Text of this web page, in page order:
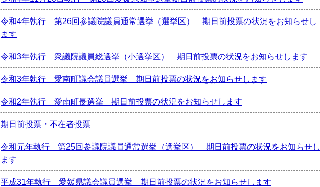
令和4年執行 第26回参議院議員通常選挙（選挙区） 期日前投票の状況をお知らせし
ます
令和3年執行 衆議院議員総選挙（小選挙区） 期日前投票の状況をお知らせします
令和3年執行 愛南町議会議員選挙 期日前投票の状況をお知らせします
令和2年執行 愛南町長選挙 期日前投票の状況をお知らせします
期日前投票・不在者投票
令和元年執行 第25回参議院議員通常選挙（選挙区） 期日前投票の状況をお知らせし
ます
平成31年執行 愛媛県議会議員選挙 期日前投票の状況をお知らせします